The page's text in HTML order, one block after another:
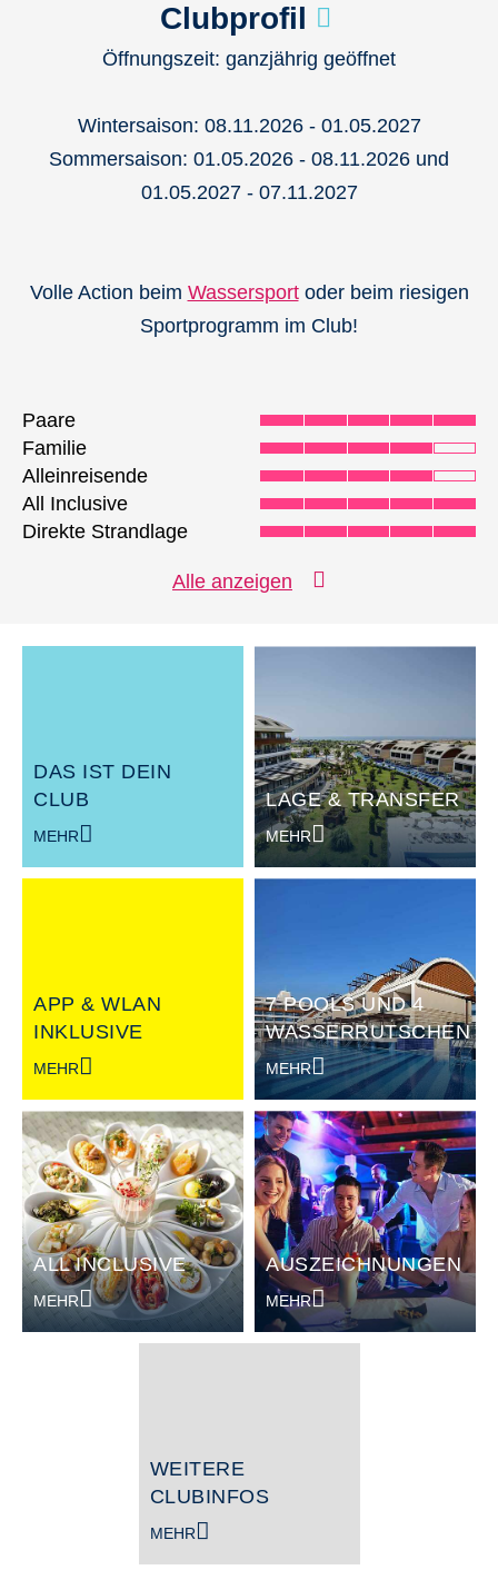
Clubprofil
Öffnungszeit: ganzjährig geöffnet
Wintersaison: 08.11.2026 - 01.05.2027
Sommersaison: 01.05.2026 - 08.11.2026 und
01.05.2027 - 07.11.2027
Volle Action beim Wassersportoder beim riesigen
Sportprogramm im Club!
Paare
Familie
Alleinreisende
All Inclusive
Direkte Strandlage
Beachvolleyball
Alle anzeigen
DAS IST DEIN
CLUB
MEHR
LAGE & TRANSFER
MEHR
APP & WLAN
INKLUSIVE
MEHR
7 POOLS UND 4
WASSERRUTSCHEN
MEHR
ALL INCLUSIVE
MEHR
AUSZEICHNUNGEN
MEHR
WEITERE
CLUBINFOS
MEHR